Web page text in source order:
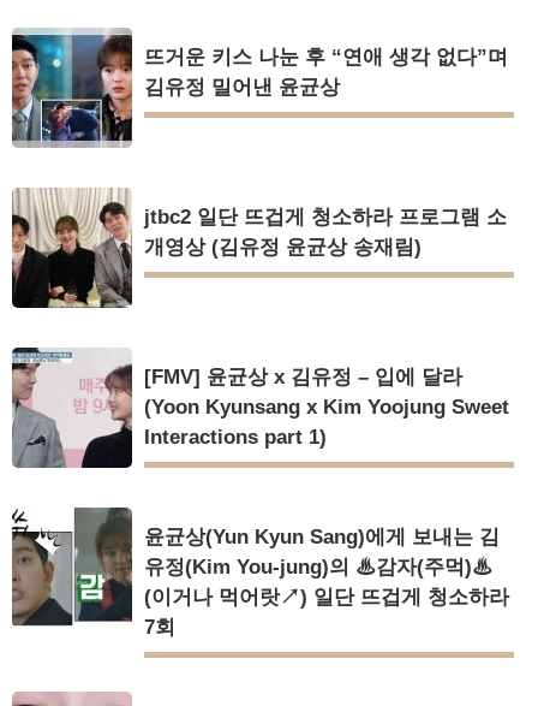
뜨거운 키스 나눈 후 “연애 생각 없다”며
김유정 밀어낸 윤균상
jtbc2 일단 뜨겁게 청소하라 프로그램 소
개영상 (김유정 윤균상 송재림)
[FMV] 윤균상 x 김유정 – 입에 달라
(Yoon Kyunsang x Kim Yoojung Sweet
Interactions part 1)
윤균상(Yun Kyun Sang)에게 보내는 김
유정(Kim You-jung)의 ♨감자(주먹)♨
(이거나 먹어랏↗) 일단 뜨겁게 청소하라
7회